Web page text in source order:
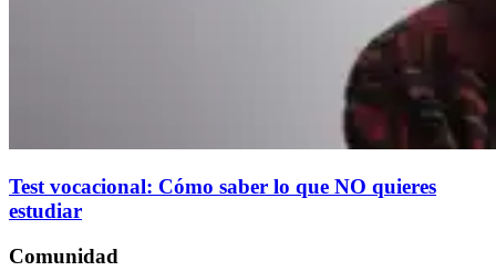
Test vocacional: Cómo saber lo que NO quieres
estudiar
Comunidad